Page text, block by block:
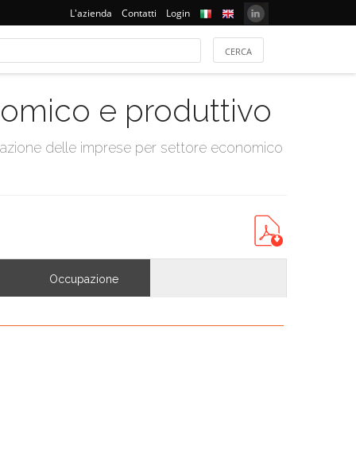
L'azienda Contatti Login
e produttivo
delle imprese per settore economico
Occupazione